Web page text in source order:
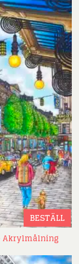
BESTÄLL
Akrylmålning